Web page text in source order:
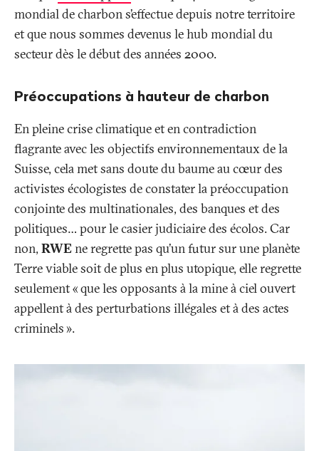
mondial de charbon s’effectue depuis notre territoire
et que nous sommes devenus le hub mondial du
secteur dès le début des années 2000.
Préoccupations à hauteur de charbon
En pleine crise climatique et en contradiction
flagrante avec les objectifs environnementaux de la
Suisse, cela met sans doute du baume au cœur des
activistes écologistes de constater la préoccupation
conjointe des multinationales, des banques et des
politiques… pour le casier judiciaire des écolos. Car
non, RWEne regrette pas qu’un futur sur une planète
Terre viable soit de plus en plus utopique, elle regrette
seulement «que les opposants à la mine à ciel ouvert
appellent à des perturbations illégales et à des actes
criminels».